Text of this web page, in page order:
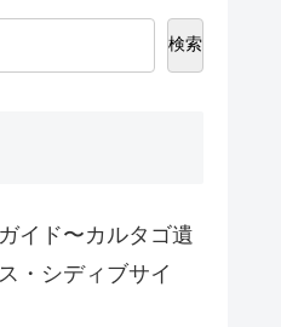
検索
イド〜カルタゴ遺
・シディブサイ